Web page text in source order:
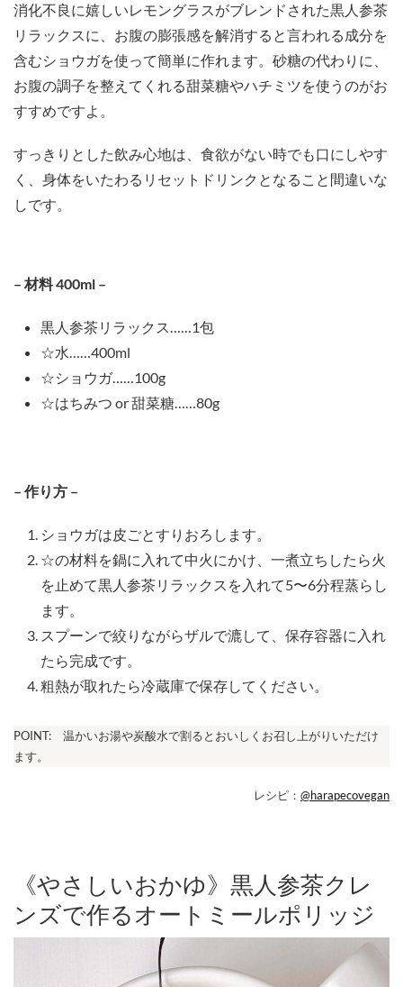
消化不良に嬉しいレモングラスがブレンドされた黒人参茶
リラックスに、お腹の膨張感を解消すると言われる成分を
含むショウガを使って簡単に作れます。砂糖の代わりに、
お腹の調子を整えてくれる甜菜糖やハチミツを使うのがお
すすめですよ。
すっきりとした飲み心地は、食欲がない時でも口にしやす
く、身体をいたわるリセットドリンクとなること間違いな
しです。
– 材料 400ml –
黒人参茶リラックス……1包⁠
☆水……400ml
☆ショウガ……100g⁠
☆はちみつ or 甜菜糖……80g
– 作り方 –
ショウガは皮ごとすりおろします。⁠
☆の材料を鍋に入れて中火にかけ、一煮立ちしたら火
を止めて黒人参茶リラックスを入れて5〜6分程蒸らし
ます。⁠
スプーンで絞りながらザルで漉して、保存容器に入れ
たら完成です。
粗熱が取れたら冷蔵庫で保存してください。
POINT: ⠀温かいお湯や炭酸水で割るとおいしくお召し上がりいただけ
ます。
レシピ： @harapecovegan
《やさしいおかゆ》黒人参茶クレ
ンズで作るオートミールポリッジ